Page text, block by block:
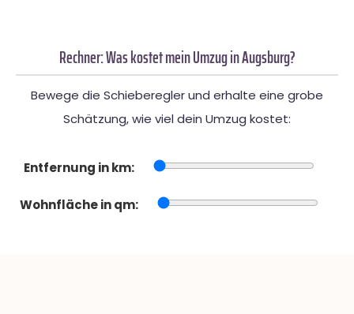
Rechner: Was kostet mein Umzug in Augsburg?
Bewege die Schieberegler und erhalte eine grobe
Schätzung, wie viel dein Umzug kostet:
Entfernung in km:
Wohnfläche in qm: